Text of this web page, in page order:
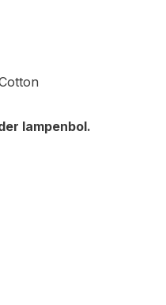
lampenbol.